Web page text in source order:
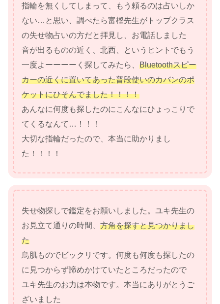
指輪を無くしてしまって、もう頼るのは占いしか
ない…と思い、調べたら富樫先生がトップクラス
の失せ物占いの方だと拝見し、お電話しました
音が出るものの近く、北西、というヒントでもう
一度よーーーーく探してみたら、Bluetoothスピー
カーの近くに置いてあった普段使いのカバンのポ
ケットにひそんでました！！！！
あんなに何度も探したのにこんなにひょっこりで
てくるなんて…！！！
大切な指輪だったので、本当に助かりまし
た！！！！
失せ物探しで鑑定をお願いしました。ユキ先生の
お見立て通りの時間、方角を探すと見つかりまし
た
鳥肌ものでビックリです。何度も何度も探したの
に見つからず諦めかけていたところだったので
ユキ先生のお力は本物です。本当にありがとうご
ざいました